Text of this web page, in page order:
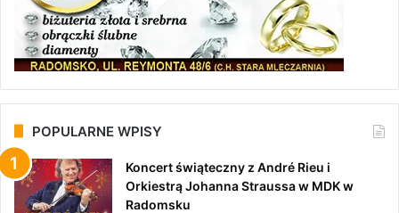
POPULARNE WPISY
Koncert świąteczny z André Rieu i
Orkiestrą Johanna Straussa w MDK w
Radomsku